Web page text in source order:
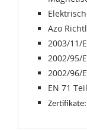
Azo
2003/11/
2002/95/
2002/96/
EN 71
Zertifikate: